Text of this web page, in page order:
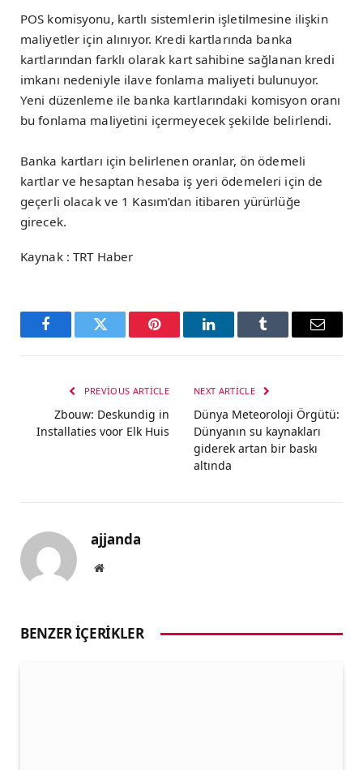
POS komisyonu, kartlı sistemlerin işletilmesine ilişkin
maliyetler için alınıyor. Kredi kartlarında banka
kartlarından farklı olarak kart sahibine sağlanan kredi
imkanı nedeniyle ilave fonlama maliyeti bulunuyor.
Yeni düzenleme ile banka kartlarındaki komisyon oranı
bu fonlama maliyetini içermeyecek şekilde belirlendi.
Banka kartları için belirlenen oranlar, ön ödemeli
kartlar ve hesaptan hesaba iş yeri ödemeleri için de
geçerli olacak ve 1 Kasım’dan itibaren yürürlüğe
girecek.
Kaynak : TRT Haber
FacebookTwitter Pinterest LinkedInTumblr Email
PREVIOUS ARTICLE
Zbouw: Deskundig in
Installaties voor Elk Huis
NEXT ARTICLE
Dünya Meteoroloji Örgütü:
Dünyanın su kaynakları
giderek artan bir baskı
altında
ajjanda
Website
BENZER İÇERIKLER